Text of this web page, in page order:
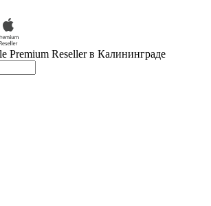
Reseller в Калининграде